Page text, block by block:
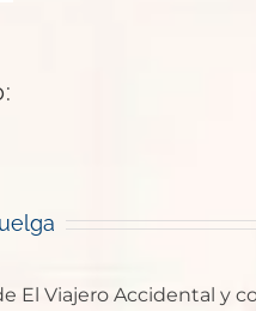
El Viajero Accidental y